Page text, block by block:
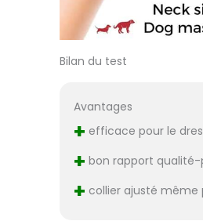
Bilan du test
Avantages
+ efficace pour le
+ bon rapport qualité-
+ collier ajusté même